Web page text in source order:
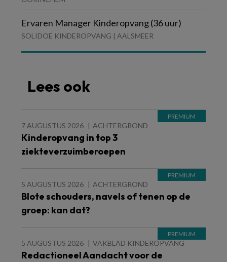
Ervaren Manager Kinderopvang (36 uur)
SOLIDOE KINDEROPVANG | AALSMEER
Lees ook
7 AUGUSTUS 2026 ACHTERGROND
Kinderopvang in top 3
ziekteverzuimberoepen
5 AUGUSTUS 2026 ACHTERGROND
Blote schouders, navels of tenen op de
groep: kan dat?
5 AUGUSTUS 2026 VAKBLAD KINDEROPVANG
Redactioneel Aandacht voor de